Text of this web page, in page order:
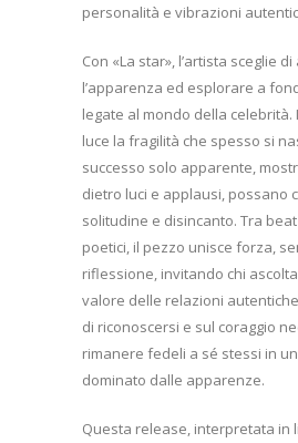
personalità e vibrazioni
Con «La star», l’artista sceglie
l’apparenza ed esplorare a
legate al mondo della celebrità.
luce la fragilità che spesso si
successo solo apparente,
dietro luci e applausi, possano
solitudine e disincanto. Tra
poetici, il pezzo unisce forza,
riflessione, invitando chi
valore delle relazioni
di riconoscersi e sul coraggio
rimanere fedeli a sé stessi in
dominato dalle apparenze.
Questa release, interpretata in